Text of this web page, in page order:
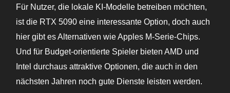
Für Nutzer, die lokale KI-Modelle betreiben möchten,
ist die RTX 5090 eine interessante Option, doch auch
hier gibt es Alternativen wie Apples M-Serie-Chips.
Und für Budget-orientierte Spieler bieten AMD und
Intel durchaus attraktive Optionen, die auch in den
nächsten Jahren noch gute Dienste leisten werden.